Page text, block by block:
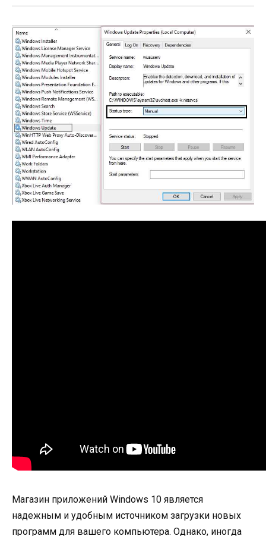
Магазин приложений Windows 10 является
надежным и удобным источником загрузки новых
программ для вашего компьютера. Однако, иногда